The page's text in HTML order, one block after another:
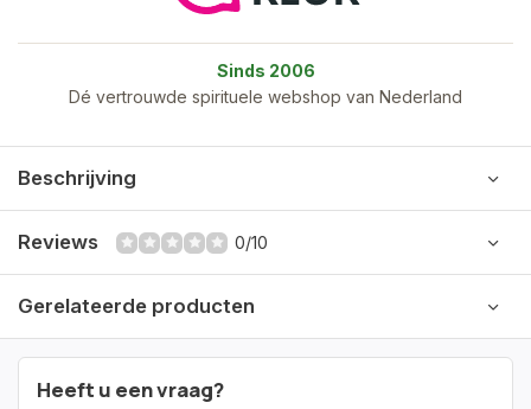
Sinds 2006
Dé vertrouwde spirituele webshop van Nederland
Beschrijving
Reviews 0/10
Gerelateerde producten
Heeft u een vraag?